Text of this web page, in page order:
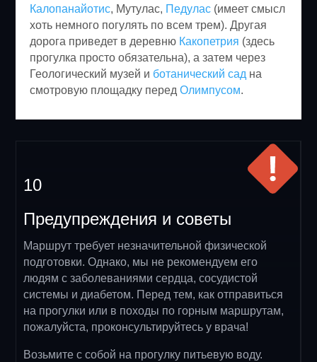
Калопанайотис, Мутулас, Педулас (имеет смысл
хоть немного погулять по всем трем). Другая
дорога приведет в деревню Какопетрия (здесь
прогулка просто обязательна), а затем через
Геологический музей и ботанический сад на
смотровую площадку передОлимпусом.
10
Предупреждения и советы
Маршрут требует незначительной физической
подготовки. Однако, мы не рекомендуем его
людям с заболеваниями сердца, сосудистой
системы и диабетом. Перед тем, как отправиться
на прогулки или в походы по горным маршрутам,
пожалуйста, проконсультируйтесь у врача!
Возьмите с собой на прогулку питьевую воду.